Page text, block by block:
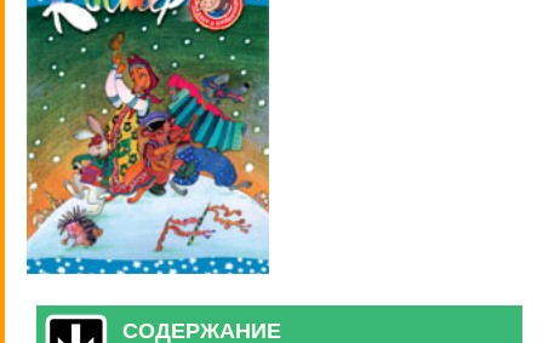
СОДЕРЖАНИЕ